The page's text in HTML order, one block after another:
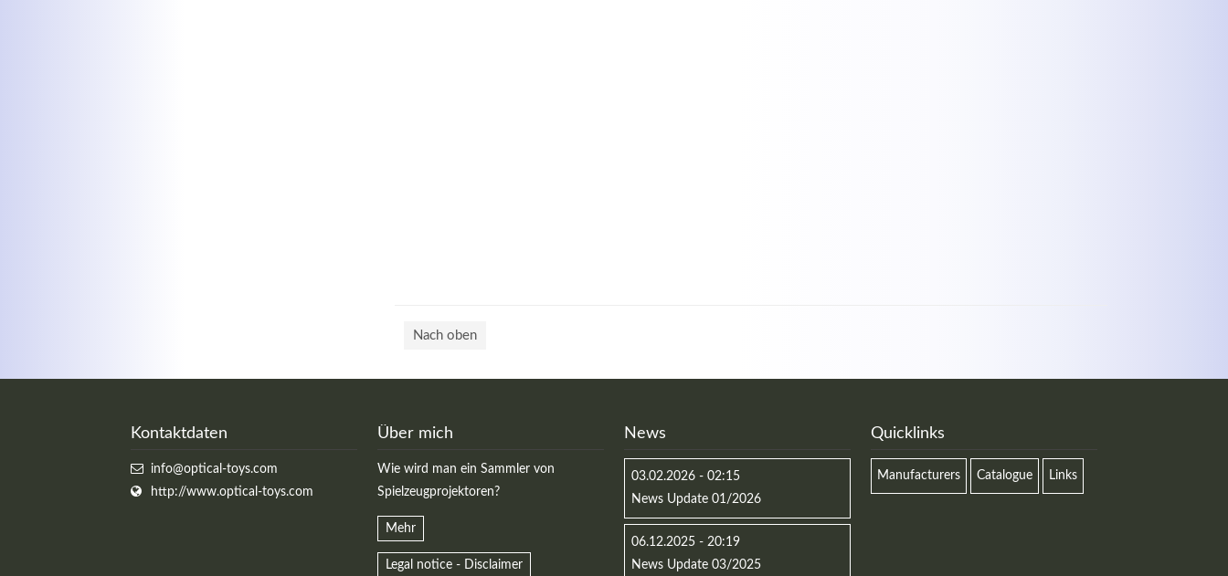
Nach oben
Kontaktdaten
info@optical-toys.com
http://www.optical-toys.com
Über mich
Wie wird man ein Sammler von
Spielzeugprojektoren?
Mehr
Legal notice - Disclaimer
News
03.02.2026 - 02:15
News Update 01/2026
06.12.2025 - 20:19
News Update 03/2025
Quicklinks
Manufacturers Catalogue Links